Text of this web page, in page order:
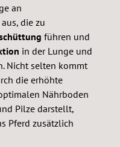
an
die zu
führen und
in der Lunge und
Nicht selten kommt
die erhöhte
Nährboden
Pilze darstellt,
Pferd zusätzlich